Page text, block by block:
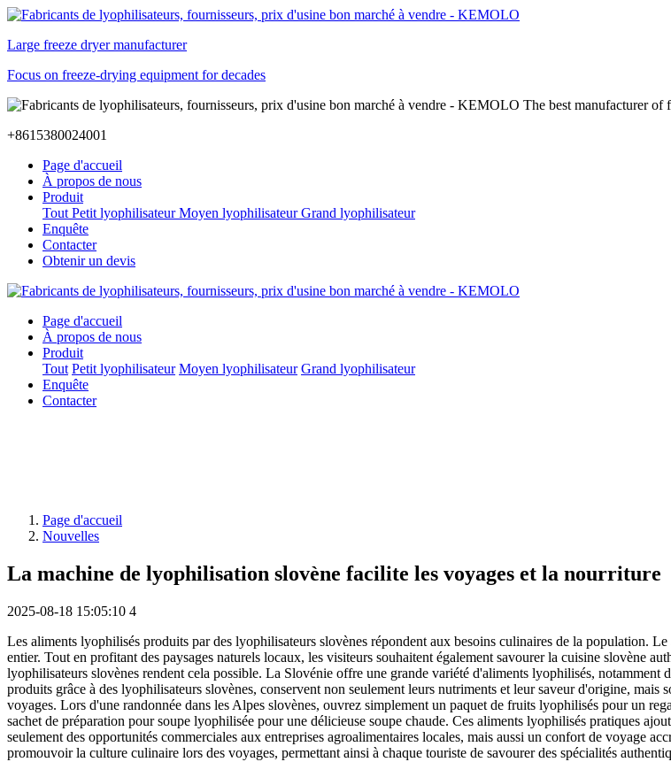
Large freeze dryer manufacturer
Focus on freeze-drying equipment for decades
The best manufacturer of
+8615380024001
Page d'accueil
À propos de nous
Produit
Tout Petit lyophilisateur Moyen lyophilisateur Grand lyophilisateur
Enquête
Contacter
Obtenir un devis
Page d'accueil
À propos de nous
Produit
Tout Petit lyophilisateur Moyen lyophilisateur Grand lyophilisateur
Enquête
Contacter
Page d'accueil
Nouvelles
La machine de lyophilisation slovène facilite les voyages et la nourriture
2025-08-18 15:05:10 4
Les aliments lyophilisés produits par des lyophilisateurs slovènes répondent aux besoins culinaires de la population.
entier. Tout en profitant des paysages naturels locaux, les visiteurs souhaitent également savourer la cuisine slovène
lyophilisateurs slovènes rendent cela possible. La Slovénie offre une grande variété d'aliments lyophilisés, notamment
produits grâce à des lyophilisateurs slovènes, conservent non seulement leurs nutriments et leur saveur d'origine,
voyages. Lors d'une randonnée dans les Alpes slovènes, ouvrez simplement un paquet de fruits lyophilisés pour un
sachet de préparation pour soupe lyophilisée pour une délicieuse soupe chaude. Ces aliments lyophilisés pratiques
seulement des opportunités commerciales aux entreprises agroalimentaires locales, mais aussi un confort de voyage
promouvoir la culture culinaire lors des voyages, permettant ainsi à chaque touriste de savourer des spécialités